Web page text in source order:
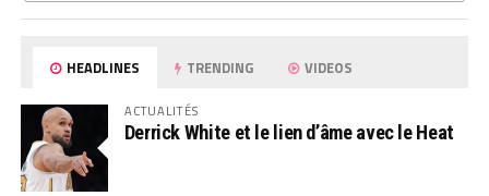
HEADLINES TRENDING VIDEOS
ACTUALITÉS
Derrick White et le lien d’âme avec le Heat